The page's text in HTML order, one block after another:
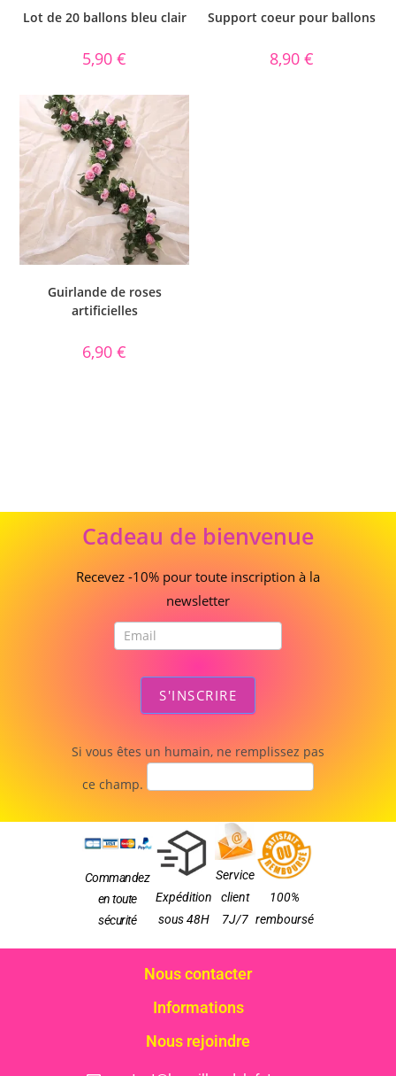
Lot de 20 ballons bleu clair
5,90€
Support coeur pour ballons
8,90 €
Guirlande de roses
artificielles
6,90€
deCadeau de bienvenue
Recevez -10% pour toute inscription à la
newsletter
S'INSCRIRE
Si vous êtes un humain, ne remplissez pas
ce champ.
Commandez
en toute
sécurité
Expédition
sous 48H
Service
client
7J/7
100%
remboursé
Nous contacter
Informations
Nous rejoindre